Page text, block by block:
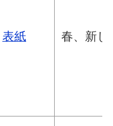
表紙 春、新し